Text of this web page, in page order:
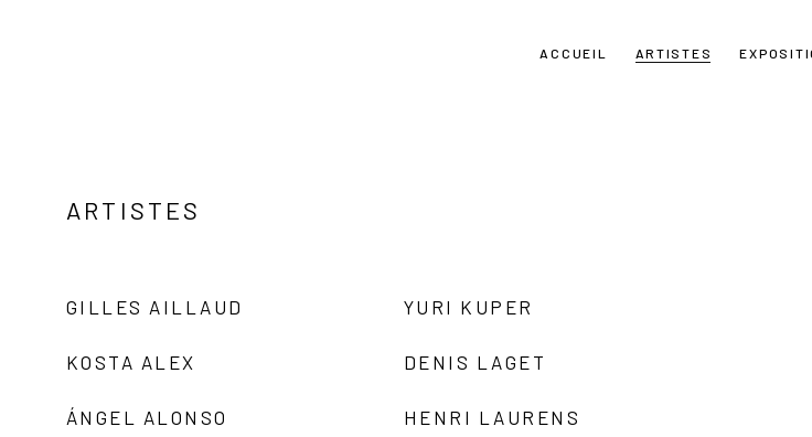
ACCUEIL ARTISTES
ARTISTES
GILLES AILLAUD
KOSTA ALEX
ÁNGEL ALONSO
YURI KUPER
DENIS LAGET
HENRI LAURENS